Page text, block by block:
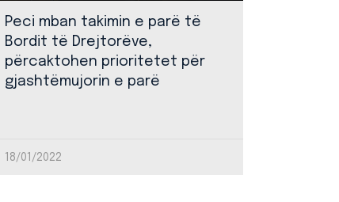
Peci mban takimin e parë të
Bordit të Drejtorëve,
përcaktohen prioritetet për
gjashtëmujorin e parë
18/01/2022